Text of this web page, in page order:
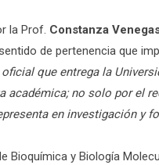
la Prof. Constanza
de pertenencia que
que entrega la
académica; no solo por el
en investigación y
Bioquímica y Biología